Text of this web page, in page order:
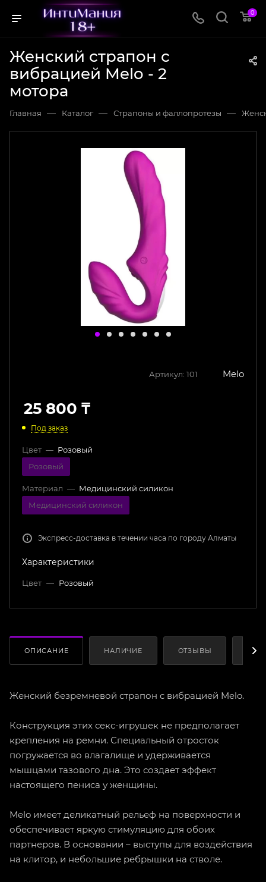
0
Женский страпон с
вибрацией Melo - 2
мотора
Главная — Каталог — Страпоны и фаллопротезы —
Артикул: 101 Melo
25 800 ₸
Под заказ
Цвет — Розовый
Розовый
Материал — Медицинский силикон
Медицинский силикон
Экспресс-доставка в течении часа по городу Алматы
Характеристики
Цвет — Розовый
ОПИСАНИЕ НАЛИЧИЕ ОТЗЫВЫ
Женский безремневой страпон с вибрацией Melo.
Конструкция этих секс-игрушек не предполагает
крепления на ремни. Специальный отросток
погружается во влагалище и удерживается
мышцами тазового дна. Это создает эффект
настоящего пениса у женщины.
Melo имеет деликатный рельеф на поверхности и
обеспечивает яркую стимуляцию для обоих
партнеров. В основании – выступы для воздействия
на клитор, и небольшие ребрышки на стволе.